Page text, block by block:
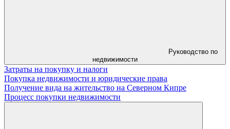
Руководство по
недвижимости
Затраты на покупку и налоги
Покупка недвижимости и юридические права
Получение вида на жительство на Северном Кипре
Процесс покупки недвижимости